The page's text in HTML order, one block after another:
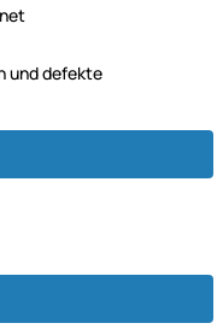
und defekte